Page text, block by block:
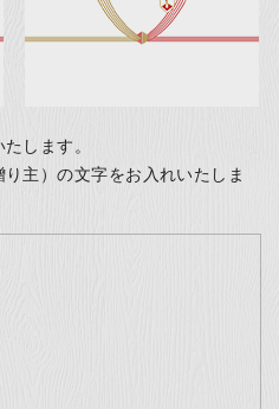
します。
主）の文字をお入れいたしま